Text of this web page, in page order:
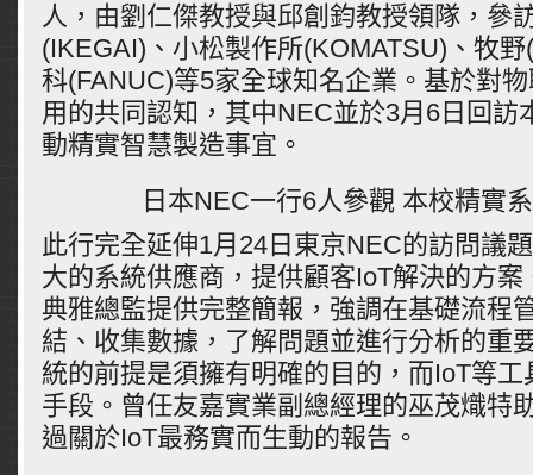
人，由劉仁傑教授與邱創鈞教授領隊，參
(IKEGAI)、小松製作所(KOMATSU)、牧
科(FANUC)等5家全球知名企業。基於對
用的共同認知，其中NEC並於3月6日回訪
動精實智慧製造事宜。
日本NEC一行6人參觀 本校精實
此行完全延伸1月24日東京NEC的訪問議
大的系統供應商，提供顧客IoT解決的方
典雅總監提供完整簡報，強調在基礎流程
結、收集數據，了解問題並進行分析的重
統的前提是須擁有明確的目的，而IoT等
手段。曾任友嘉實業副總經理的巫茂熾特
過關於IoT最務實而生動的報告。